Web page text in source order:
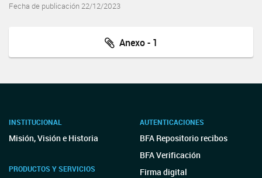
Fecha de publicación 22/12/2023
Anexo - 1
INSTITUCIONAL
Misión, Visión e Historia
PRODUCTOS Y SERVICIOS
AUTENTICACIONES
BFA Repositorio recibos
BFA Verificación
Firma digital